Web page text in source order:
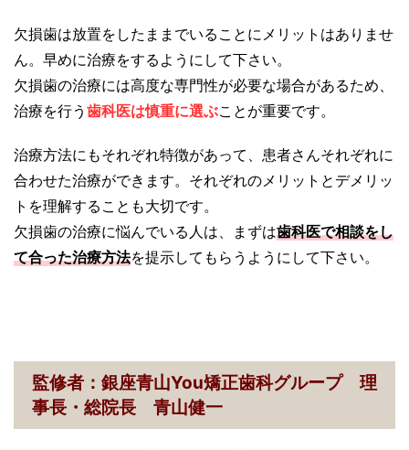
欠損歯は放置をしたままでいることにメリットはありませ
ん。早めに治療をするようにして下さい。
欠損歯の治療には高度な専門性が必要な場合があるため、
治療を行う 歯科医は慎重に選ぶことが重要です。
治療方法にもそれぞれ特徴があって、患者さんそれぞれに
合わせた治療ができます。それぞれのメリットとデメリッ
トを理解することも大切です。
欠損歯の治療に悩んでいる人は、まずは歯科医で相談をし
て合った治療方法を提示してもらうようにして下さい。
監修者：銀座青山You矯正歯科グループ 理
事長・総院長 青山健一